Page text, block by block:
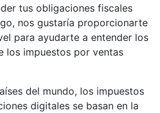
tus obligaciones fiscales
nos gustaría proporcionarte
para ayudarte a entender los
los impuestos por ventas
del mundo, los impuestos
digitales se basan en la